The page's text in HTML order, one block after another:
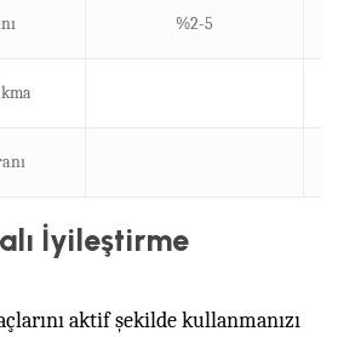
%2-5
İyileştirme
aktif şekilde kullanmanızı